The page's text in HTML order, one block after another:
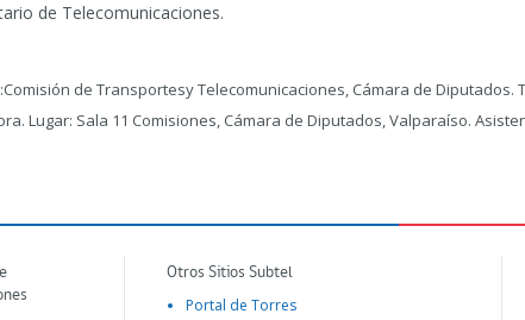
de Telecomunicaciones.
de Transportesy Telecomunicaciones, Cámara de Diputados.
Lugar: Sala 11 Comisiones, Cámara de Diputados, Valparaíso.
Otros Sitios Subtel
Portal de Torres